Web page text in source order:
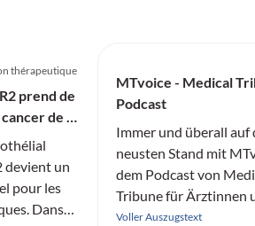
werden.
thérapeutique
prend de
de la
devient un
pour les
Dans
MTvoice - Medical
Podcast
Immer und überall auf
neusten Stand mit
dem Podcast von
Tribune für Ärztinnen
Ärzte.
Voller Auszugstext